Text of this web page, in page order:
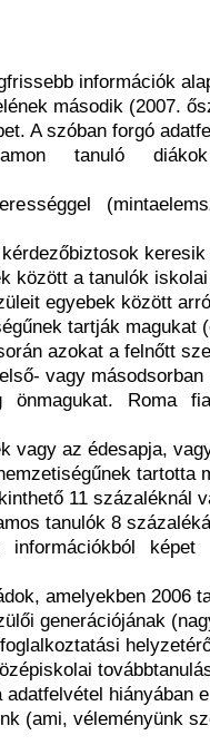
információk
második (2007.
A szóban forgó
tanuló
között a tanulók
egyebek között
tartják magukat
azokat a felnőtt
vagy másodsorban
önmagukat. Roma
vagy az édesapja,
tartotta
11 százaléknál
tanulók 8
képet
amelyekben 2006
generációjának
hiányában
(ami, véleményünk